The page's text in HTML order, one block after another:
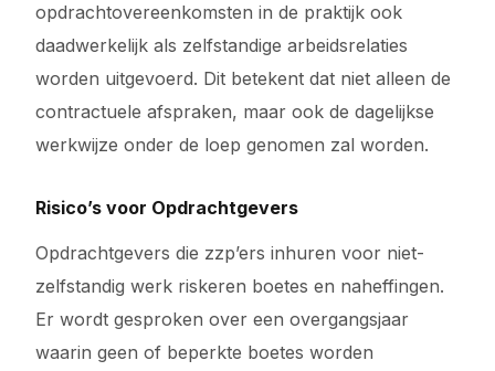
opdrachtovereenkomsten in de praktijk ook
daadwerkelijk als zelfstandige arbeidsrelaties
worden uitgevoerd. Dit betekent dat niet alleen de
contractuele afspraken, maar ook de dagelijkse
werkwijze onder de loep genomen zal worden.
Risico’s voor Opdrachtgevers
Opdrachtgevers die zzp’ers inhuren voor niet-
zelfstandig werk riskeren boetes en naheffingen.
Er wordt gesproken over een overgangsjaar
waarin geen of beperkte boetes worden